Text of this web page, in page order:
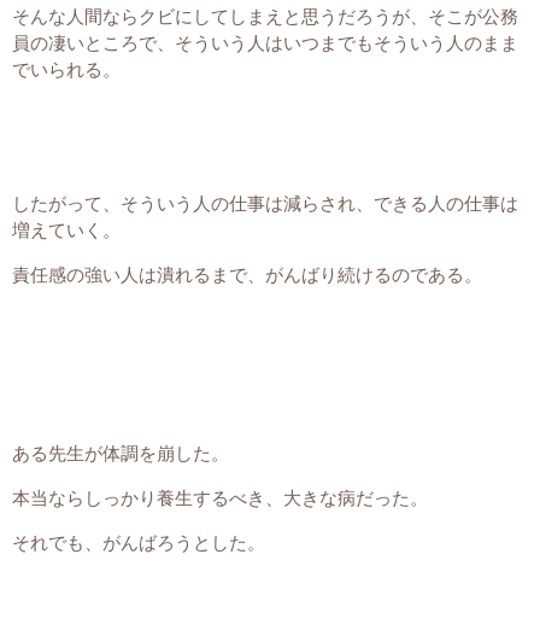
そんな人間ならクビにしてしまえと思うだろうが、そこが公務
員の凄いところで、そういう人はいつまでもそういう人のまま
でいられる。
したがって、そういう人の仕事は減らされ、できる人の仕事は
増えていく。
責任感の強い人は潰れるまで、がんばり続けるのである。
ある先生が体調を崩した。
本当ならしっかり養生するべき、大きな病だった。
それでも、がんばろうとした。